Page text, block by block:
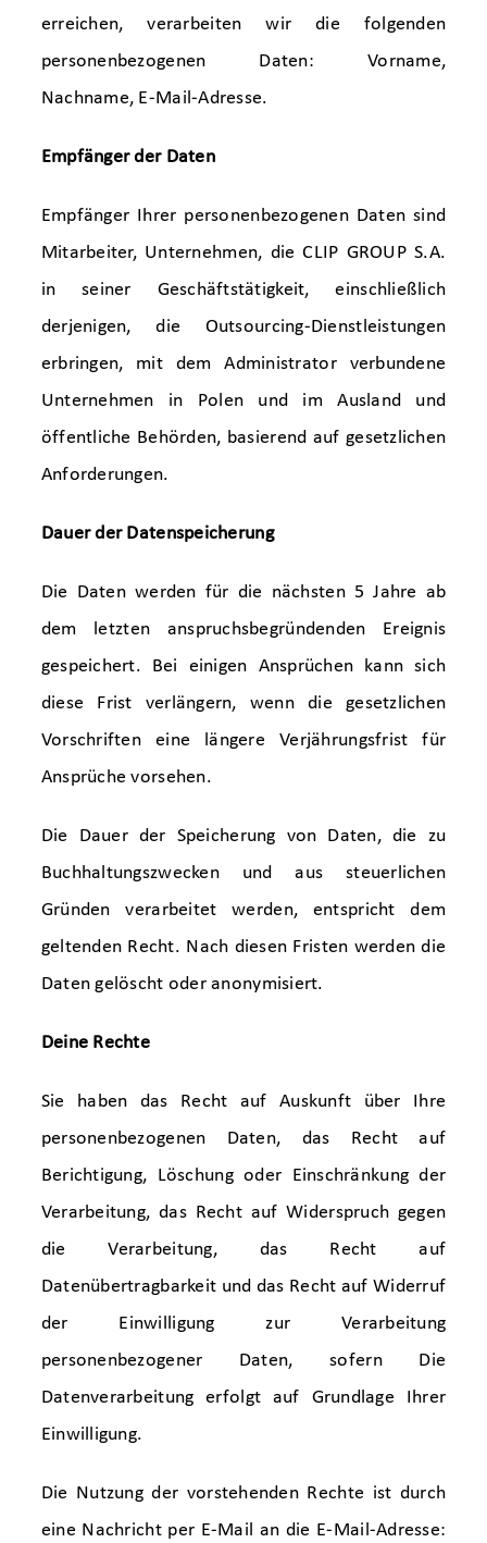
erreichen, verarbeiten wir die folgenden
personenbezogenen Daten: Vorname,
Nachname, E-Mail-Adresse.
Empfänger der Daten
Empfänger Ihrer personenbezogenen Daten sind
Mitarbeiter, Unternehmen, die CLIP GROUP S.A.
in seiner Geschäftstätigkeit, einschließlich
derjenigen, die Outsourcing-Dienstleistungen
erbringen, mit dem Administrator verbundene
Unternehmen in Polen und im Ausland und
öffentliche Behörden, basierend auf gesetzlichen
Anforderungen.
Dauer der Datenspeicherung
Die Daten werden für die nächsten 5 Jahre ab
dem letzten anspruchsbegründenden Ereignis
gespeichert. Bei einigen Ansprüchen kann sich
diese Frist verlängern, wenn die gesetzlichen
Vorschriften eine längere Verjährungsfrist für
Ansprüche vorsehen.
Die Dauer der Speicherung von Daten, die zu
Buchhaltungszwecken und aus steuerlichen
Gründen verarbeitet werden, entspricht dem
geltenden Recht. Nach diesen Fristen werden die
Daten gelöscht oder anonymisiert.
Deine Rechte
Sie haben das Recht auf Auskunft über Ihre
personenbezogenen Daten, das Recht auf
Berichtigung, Löschung oder Einschränkung der
Verarbeitung, das Recht auf Widerspruch gegen
die Verarbeitung, das Recht auf
Datenübertragbarkeit und das Recht auf Widerruf
der Einwilligung zur Verarbeitung
personenbezogener Daten, sofern Die
Datenverarbeitung erfolgt auf Grundlage Ihrer
Einwilligung.
Die Nutzung der vorstehenden Rechte ist durch
eine Nachricht per E-Mail an die E-Mail-Adresse: